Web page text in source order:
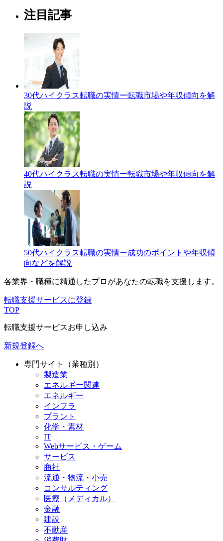
注目記事
30代ハイクラス転職の実情ー転職市場や年収傾向を解
説
40代ハイクラス転職の実情ー転職市場や年収傾向を解
説
50代ハイクラス転職の実情ー成功のポイントや年収傾
向などを解説
各業界・職種に精通したプロがあなたの転職を支援します。
転職支援サービスに登録
TOP
転職支援サービスお申し込み
新規登録へ
専門サイト（業種別）
製造業
エネルギー関連
エネルギー
インフラ
プラント
化学・素材
IT
Webサービス・ゲーム
サービス
商社
流通・物流・小売
コンサルティング
医療（メディカル）
金融
建設
不動産